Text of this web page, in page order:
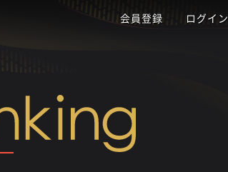
会員登録 ログイン